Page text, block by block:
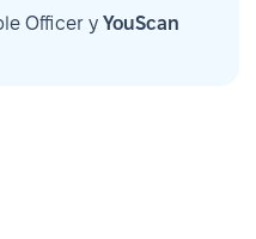
Officer у YouScan